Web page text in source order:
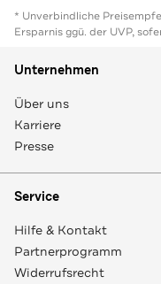
* Unverbindliche
Ersparnis ggü. der UVP,
Unternehmen
Über uns
Karriere
Presse
Service
Hilfe & Kontakt
Partnerprogramm
Widerrufsrecht